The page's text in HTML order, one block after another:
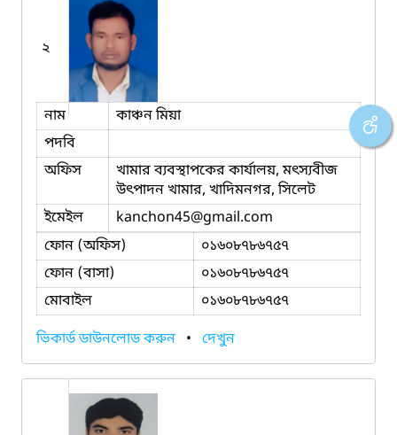
২
নাম
কাঞ্চন মিয়া
পদবি
অফিস
খামার ব্যবস্থাপকের কার্যালয়, মৎস্যবীজ
উৎপাদন খামার, খাদিমনগর, সিলেট
ইমেইল
kanchon45@gmail.com
ফোন (অফিস)
০১৬০৮৭৮৬৭৫৭
ফোন (বাসা)
০১৬০৮৭৮৬৭৫৭
মোবাইল
০১৬০৮৭৮৬৭৫৭
ভিকার্ড ডাউনলোড করুন • দেখুন